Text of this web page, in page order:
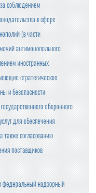
соблюдением
в сфере
(в части
антимонопольного
иностранных
стратегическое
и безопасности
оборонного
для обеспечения
также согласованию
поставщиков
федеральный надзорный